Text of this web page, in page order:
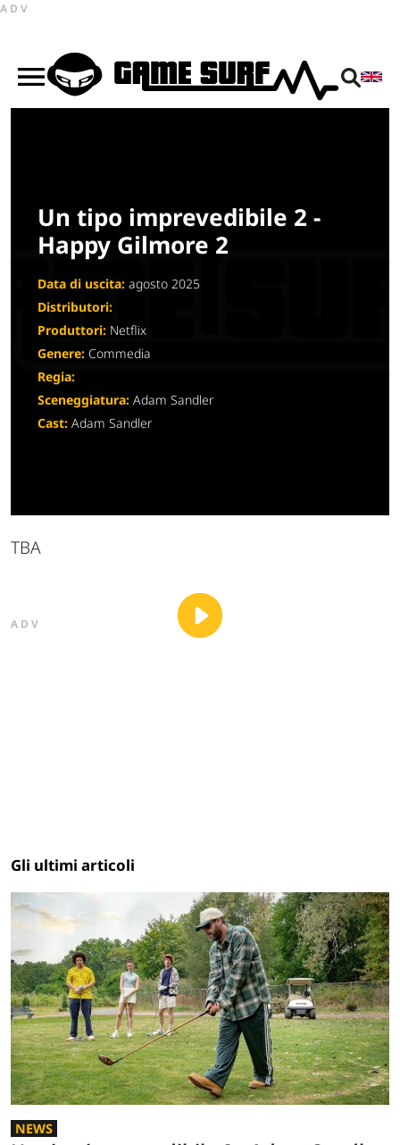
ADV
Un tipo imprevedibile 2 -
Happy Gilmore 2
Data di uscita: agosto 2025
Distributori:
Produttori: Netflix
Genere: Commedia
Regia:
Sceneggiatura: Adam Sandler
Cast: Adam Sandler
TBA
ADV
Gli ultimi articoli
NEWS